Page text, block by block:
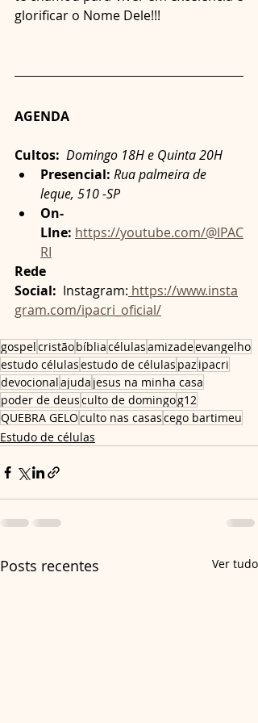
glorificar o Nome Dele!!!
AGENDA
Cultos: Domingo 18H e Quinta 20H
Presencial: Rua palmeira de
leque, 510 -SP
On-
LIne: https://youtube.com/@IPAC
RI
Rede
Social: Instagram: https://www.insta
gram.com/ipacri_oficial/
gospelcristãobíbliacélulasamizadeevangelho
estudo célulasestudo de células paz ipacri
devocionalajuda jesus na minha casa
poder de deusculto de domingog12
QUEBRA GELOculto nas casascego bartimeu
Estudo de células
Posts recentes Ver tudo